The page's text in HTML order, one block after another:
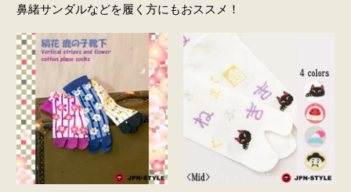
鼻緒サンダルなどを履く方にもおススメ！